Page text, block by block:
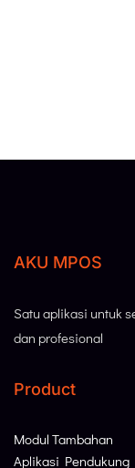
AKU MPOS
Satu aplikasi untuk
dan profesional
Product
Modul Tambahan
Aplikasi Pendukung